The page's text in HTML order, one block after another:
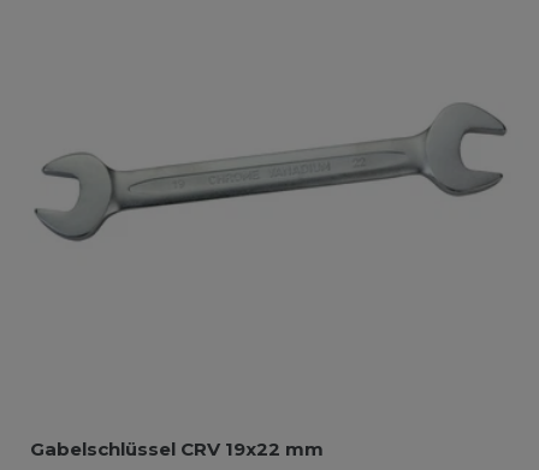
Gabelschlüssel CRV 19x22 mm